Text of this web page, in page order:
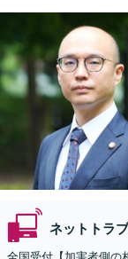
ネットトラ